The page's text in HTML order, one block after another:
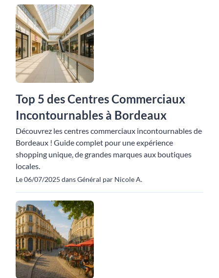
Top 5 des Centres Commerciaux
Incontournables à Bordeaux
Découvrez les centres commerciaux incontournables de
Bordeaux ! Guide complet pour une expérience
shopping unique, de grandes marques aux boutiques
locales.
Le 06/07/2025 dans Général par Nicole A.